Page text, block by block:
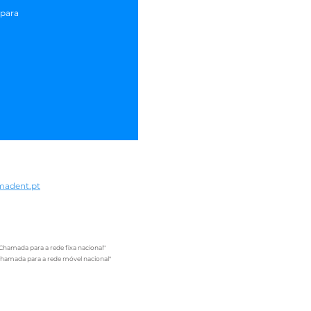
para a rede fixa nacional"
para a rede móvel nacional"